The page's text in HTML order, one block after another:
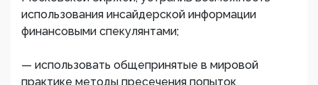
использования инсайдерской информации
финансовыми спекулянтами;
— использовать общепринятые в мировой
практике методы пресечения попыток